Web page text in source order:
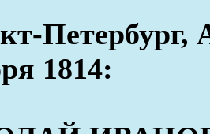
Петербург,
1814: